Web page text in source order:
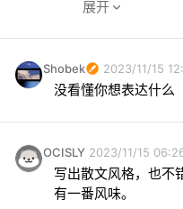
不是议论文
展开
Shobek 2023/11/15
没看懂你想表达什么
OCISLY 2023/11/15
写出散文风格，也不
有一番风味。